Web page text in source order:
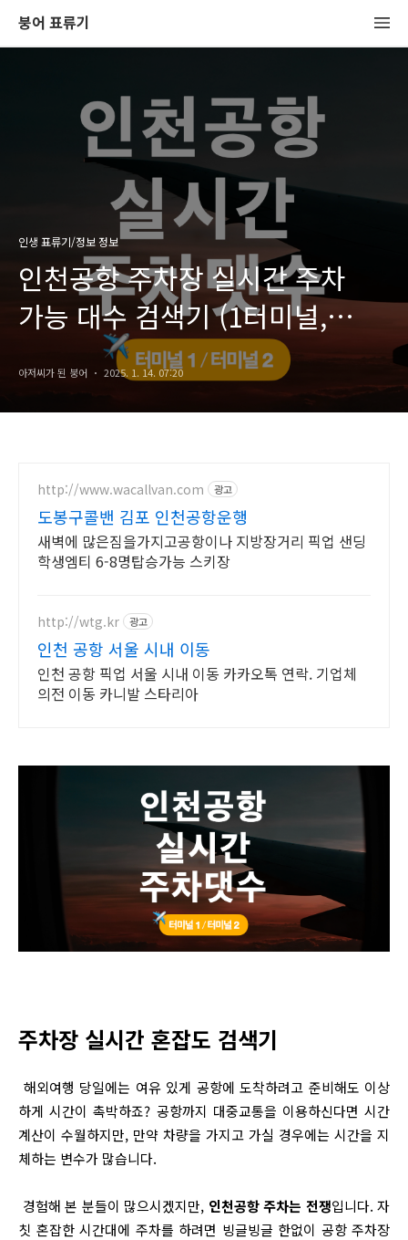
붕어 표류기
인생 표류기/정보 정보
인천공항 주차장 실시간 주차
가능 대수 검색기 (1터미널,
2터미널, 단기, 장기, 층별)
아저씨가 된 붕어 2025. 1. 14. 07:20
http://www.wacallvan.com 광고
도봉구콜밴 김포 인천공항운행
새벽에 많은짐을가지고공항이나 지방장거리 픽업 샌딩
학생엠티 6-8명탑승가능 스키장
http://wtg.kr 광고
인천 공항 서울 시내 이동
인천 공항 픽업 서울 시내 이동 카카오톡 연락. 기업체
의전 이동 카니발 스타리아
주차장 실시간 혼잡도 검색기
해외여행 당일에는 여유 있게 공항에 도착하려고 준비해도 이상
하게 시간이 촉박하죠? 공항까지 대중교통을 이용하신다면 시간
계산이 수월하지만, 만약 차량을 가지고 가실 경우에는 시간을 지
체하는 변수가 많습니다.
경험해 본 분들이 많으시겠지만, 인천공항 주차는 전쟁입니다. 자
칫 혼잡한 시간대에 주차를 하려면 빙글빙글 한없이 공항 주차장